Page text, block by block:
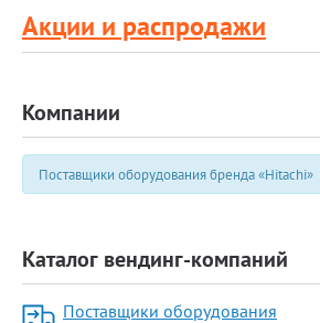
Акции и распродажи
Компании
Поставщики оборудования бренда «Hitachi»
Каталог вендинг-компаний
Поставщики оборудования